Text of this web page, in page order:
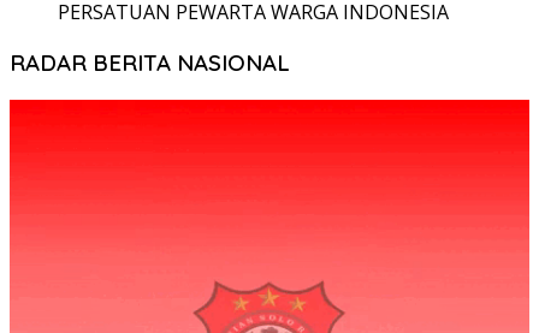
PERSATUAN PEWARTA WARGA INDONESIA
RADAR BERITA NASIONAL